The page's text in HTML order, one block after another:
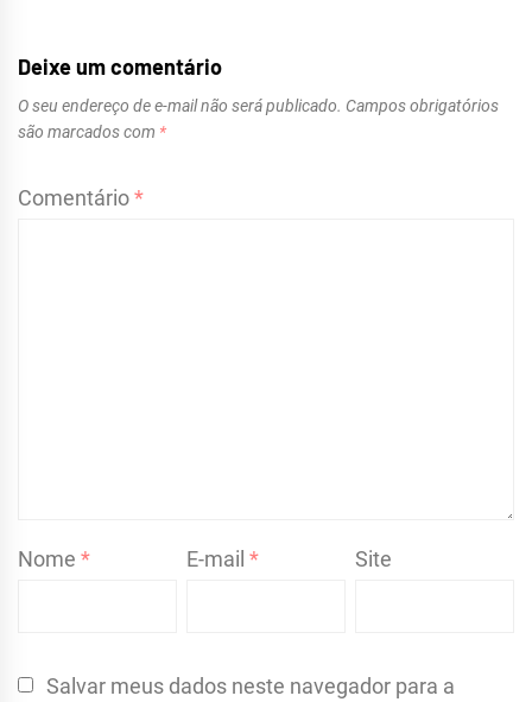
Post
Deixe um comentário
O seu endereço de e-mail não será publicado. Campos obrigatórios
são marcados com *
Comentário*
Nome * E-mail* Site
Salvar meus dados neste navegador para a